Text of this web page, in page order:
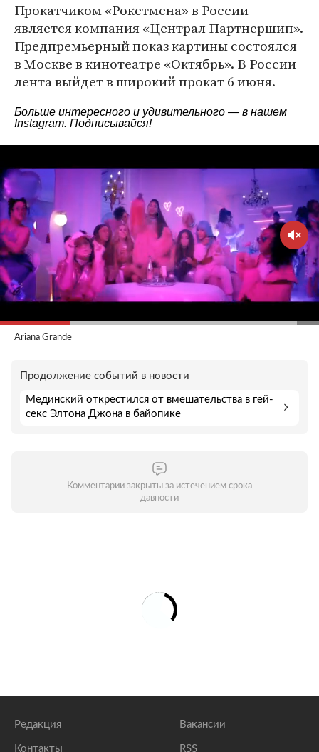
Прокатчиком «Рокетмена» в России
является компания «Централ Партнершип».
Предпремьерный показ картины состоялся
в Москве в кинотеатре «Октябрь». В России
лента выйдет в широкий прокат 6 июня.
Больше интересного и удивительного — в нашем
Instagram. Подписывайся!
Ariana Grande
Продолжение событий в новости
Мединский открестился от вмешательства в гей-
секс Элтона Джона в байопике
Комментарии закрыты за истечением срока
давности
Редакция
Контакты
Вакансии
RSS